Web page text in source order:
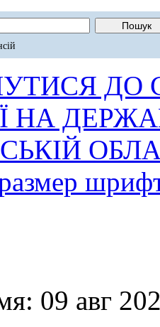
ДО
НА
09 авг